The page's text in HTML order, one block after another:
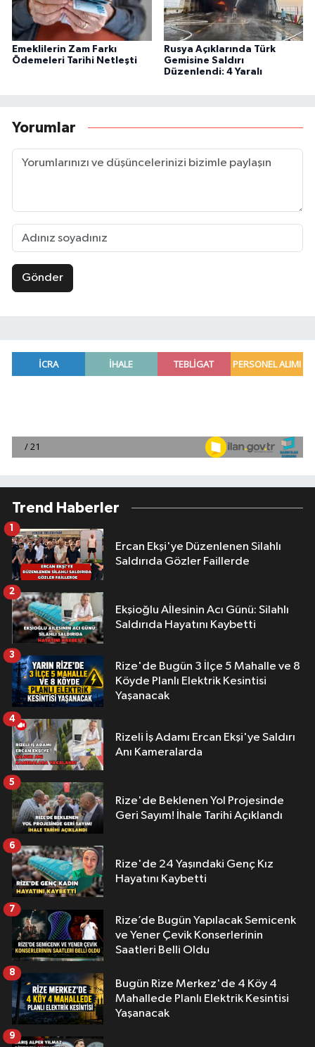
Emeklilerin Zam Farkı
Ödemeleri Tarihi Netleşti
Rusya Açıklarında Türk
Gemisine Saldırı
Düzenlendi: 4 Yaralı
Yorumlar
Gönder
Trend Haberler
Ercan Ekşi'ye Düzenlenen Silahlı
Saldırıda Gözler Faillerde
1
Ekşioğlu Aİlesinin Acı Günü: Silahlı
Saldırıda Hayatını Kaybetti
2
Rize'de Bugün 3 İlçe 5 Mahalle ve 8
Köyde Planlı Elektrik Kesintisi
Yaşanacak
3
Rizeli İş Adamı Ercan Ekşi'ye Saldırı
Anı Kameralarda
4
Rize'de Beklenen Yol Projesinde
Geri Sayım! İhale Tarihi Açıklandı
5
Rize'de 24 Yaşındaki Genç Kız
Hayatını Kaybetti
6
Rize’de Bugün Yapılacak Semicenk
ve Yener Çevik Konserlerinin
Saatleri Belli Oldu
7
Bugün Rize Merkez'de 4 Köy 4
Mahallede Planlı Elektrik Kesintisi
Yaşanacak
8
9